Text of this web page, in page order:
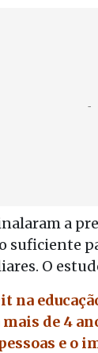
a
O
na
mais de 4
e o